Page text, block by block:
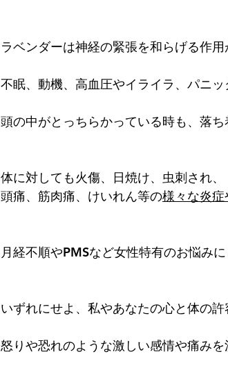
ラベンダーは神経の緊張を和らげる作用
不眠、動機、高血圧やイライラ、パニ
頭の中がとっちらかっている時も、落
体に対しても火傷、日焼け、虫刺され、
頭痛、筋肉痛、けいれん等の様々な炎症
月経不順やPMSなど女性特有のお悩み
いずれにせよ、私やあなたの心と体の
怒りや恐れのような激しい感情や痛み